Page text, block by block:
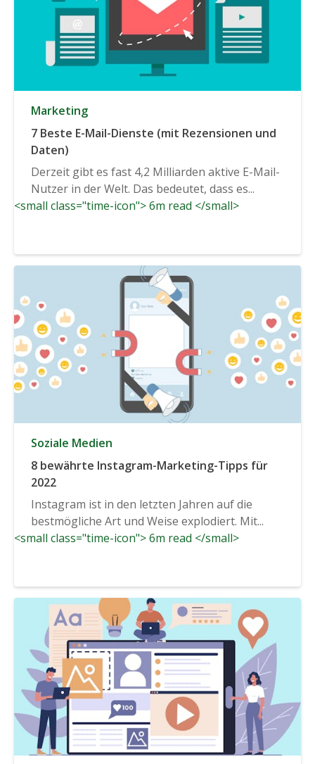
Marketing
7 Beste E-Mail-Dienste (mit Rezensionen und
Daten)
Derzeit gibt es fast 4,2 Milliarden aktive E-Mail-
Nutzer in der Welt. Das bedeutet, dass es...
<small class="time-icon"> 6m read </small>
Soziale Medien
8 bewährte Instagram-Marketing-Tipps für
2022
Instagram ist in den letzten Jahren auf die
bestmögliche Art und Weise explodiert. Mit...
<small class="time-icon"> 6m read </small>